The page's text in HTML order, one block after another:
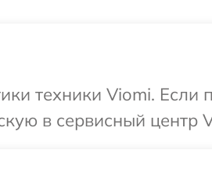
техники Viomi. Если
в сервисный центр